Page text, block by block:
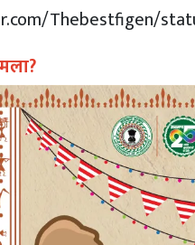
Thebestfigen/